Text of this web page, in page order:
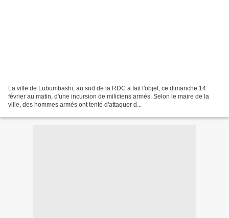
La ville de Lubumbashi, au sud de la RDC a fait l'objet, ce dimanche 14
février au matin, d'une incursion de miliciens armés. Selon le maire de la
ville, des hommes armés ont tenté d'attaquer d...